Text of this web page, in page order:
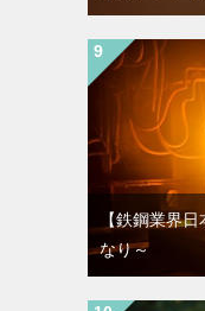
【鉄鋼業界
なり～